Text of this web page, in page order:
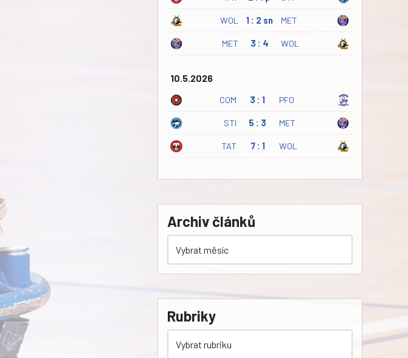
WOL 1 : 2 sn MET
MET 3 : 4 WOL
10.5.2026
COM 3 : 1 PFO
STI 5 : 3 MET
TAT 7 : 1 WOL
Archiv článků
Rubriky